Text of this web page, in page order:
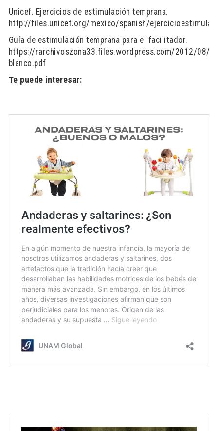
Unicef. Ejercicios de estimulación temprana.
http://files.unicef.org/mexico/spanish/
Guía de estimulación temprana para el facilitador.
https://rarchivoszona33.files.wordpress.com/2012/08/
blanco.pdf
Te puede interesar: